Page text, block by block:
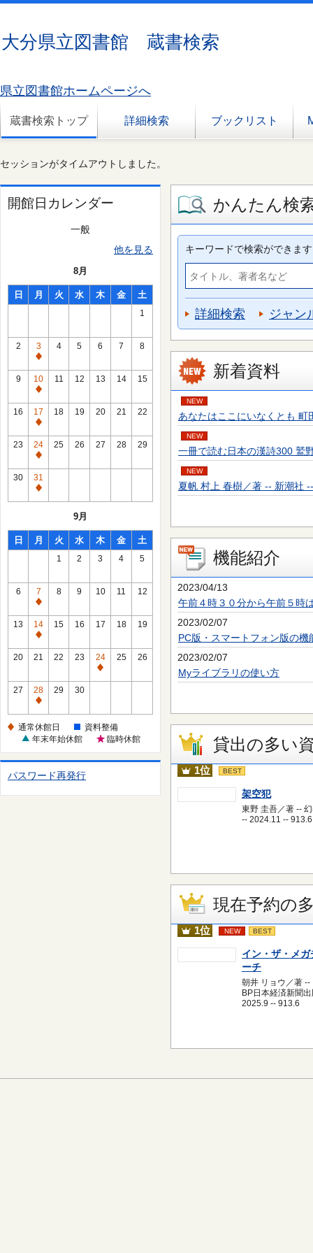
大分県立図書館 蔵書検索
県立図書館ホームページへ
蔵書検索トップ 詳細検索 ブックリスト
セッションがタイムアウトしました。
開館日カレンダー
一般
他を見る
8月
日 月 火 水 木 金 土
1
2
3
通
常
休
館
日
4 5 6 7 8
9
10
通
常
休
館
日
11 12 13 14 15
16
17
通
常
休
館
日
18 19 20 21 22
23
24
通
常
休
館
25 26 27 28 29
30
31
通
館
日
9月
日 月 火 水 木 金 土
1 2 3 4 5
6
7
通
常
休
館
8 9 10 11 12
13
14
通
常
館
日
15 16 17 18 19
20 21 22 23
24
通
館
日
25 26
27
28
通
休
日
29 30
通常休館日
資料整備
年末年始休館
臨時休館
パスワード再発行
かんたん検
キーワードで検索ができます
詳細検索 ジャン
新着資料
NEW
あなたはここにいなくとも
NEW
一冊で読む日本の漢詩300 鷲
NEW
夏帆 村上 春樹／著 -- 新潮社
機能紹介
2023/04/13
午前４時３０分から午前５時
2023/02/07
PC版・スマートフォン版の機
2023/02/07
Myライブラリの使い方
貸出の多い
1位 BEST
架空犯
東野 圭吾／著 --
-- 2024.11 -- 913.6
現在予約の
1位 NEW BEST
イン・ザ・メガ
ーチ
朝井 リョウ／著 --
BP日本経済新聞
2025.9 -- 913.6